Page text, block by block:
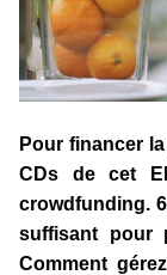
Pour financer
CDs de cet
crowdfunding.
suffisant pour
Comment